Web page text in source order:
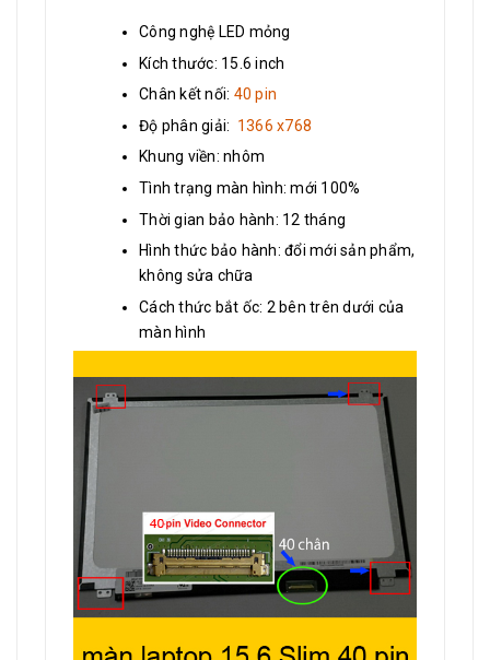
Công nghệ LED mỏng
Kích thước: 15.6 inch
Chân kết nối: 40 pin
Độ phân giải: 1366 x768
Khung viền: nhôm
Tình trạng màn hình: mới 100%
Thời gian bảo hành: 12 tháng
Hình thức bảo hành: đổi mới sản phẩm,
không sửa chữa
Cách thức bắt ốc: 2 bên trên dưới của
màn hình